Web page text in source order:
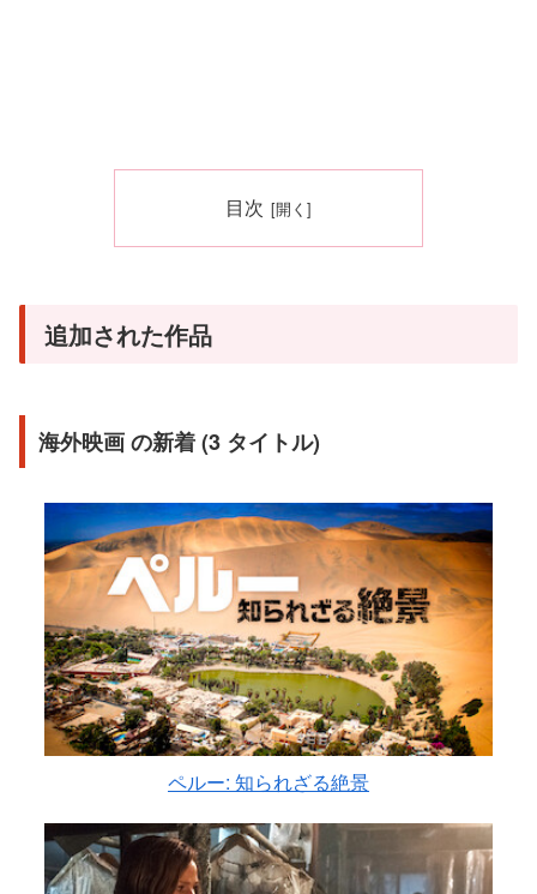
目次
追加された作品
海外映画 の新着 (3 タイトル)
ペルー: 知られざる絶景